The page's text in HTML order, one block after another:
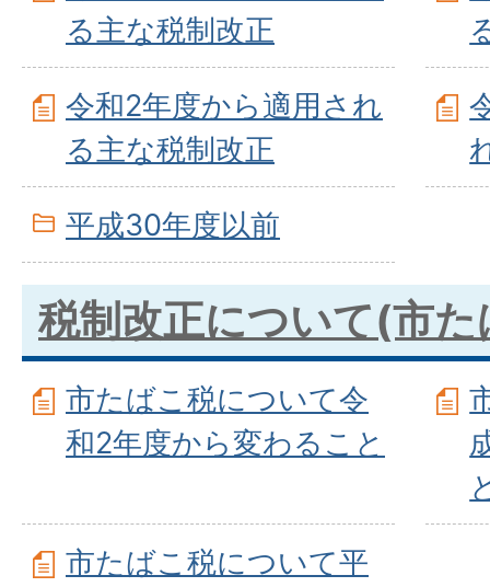
る主な税制改正
令和2年度から適用され
る主な税制改正
平成30年度以前
税制改正について(市
市たばこ税について令
和2年度から変わること
市たばこ税について平